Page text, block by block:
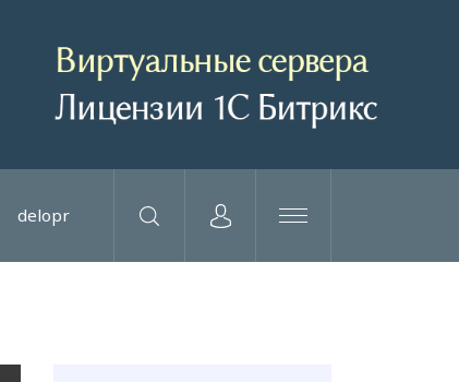
delopr